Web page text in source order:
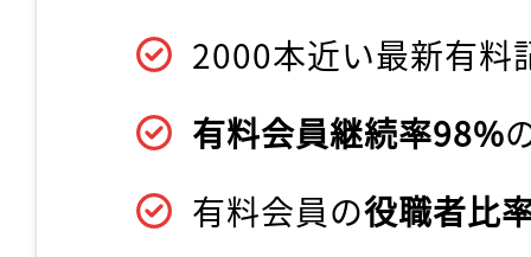
2000本近い最新有料
有料会員継続率98%
有料会員の役職者比